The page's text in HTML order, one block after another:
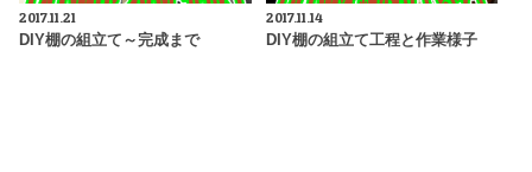
2017.11.21
DIY棚の組立て～完成まで
2017.11.14
DIY棚の組立て工程と作業様子